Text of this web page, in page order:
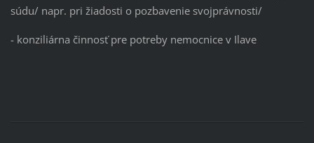
súdu/ napr. pri žiadosti o pozbavenie svojprávnosti/
- konziliárna činnosť pre potreby nemocnice v Ilave